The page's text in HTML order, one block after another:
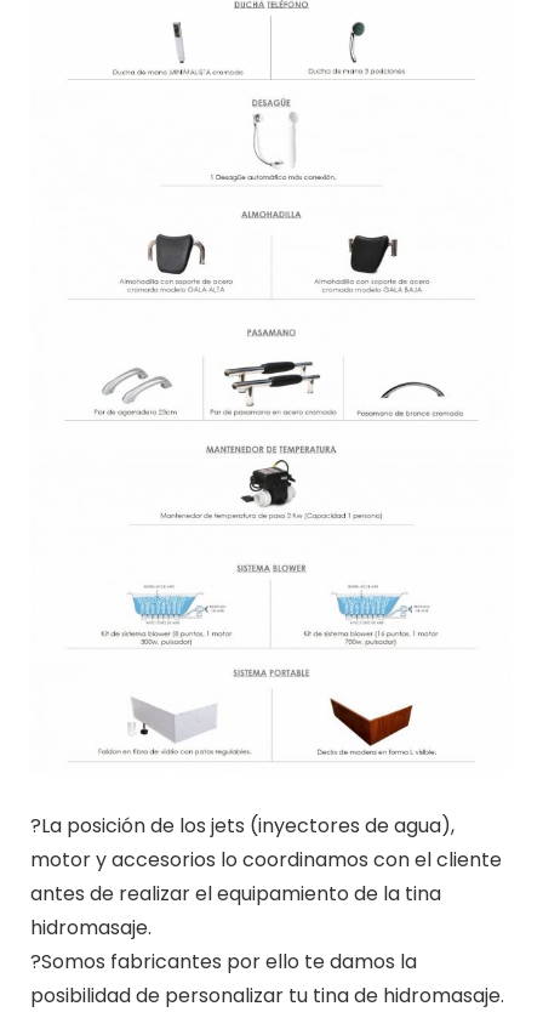
?La posición de los jets (inyectores de agua),
motor y accesorios lo coordinamos con el cliente
antes de realizar el equipamiento de la tina
hidromasaje.
?Somos fabricantes por ello te damos la
posibilidad de personalizar tu tina de hidromasaje.